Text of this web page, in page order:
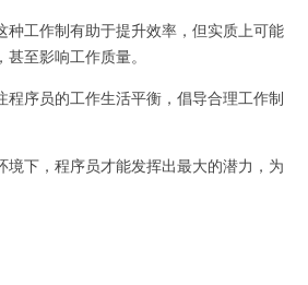
工作制有助于提升效率，但实质上可能
至影响工作质量。
序员的工作生活平衡，倡导合理工作制
下，程序员才能发挥出最大的潜力，为